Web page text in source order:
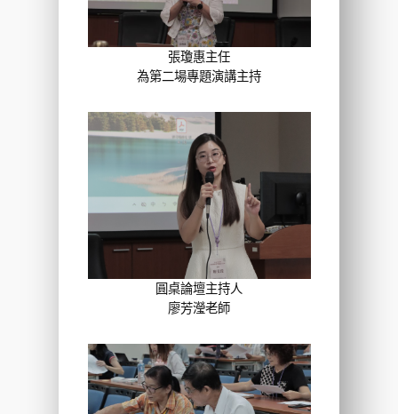
張瓊惠主任
為第二場專題演講主持
圓桌論壇主持人
廖芳瀅老師